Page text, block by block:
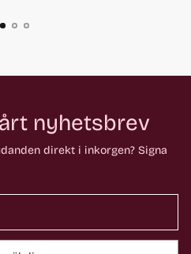
nyhetsbrev
direkt i inkorgen? Signa